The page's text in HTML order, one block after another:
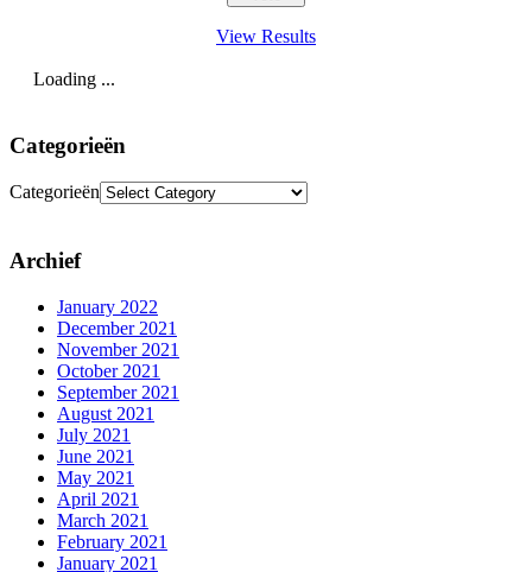
View Results
Loading ...
Categorieën
Categorieën
Archief
January 2022
December 2021
November 2021
October 2021
September 2021
August 2021
July 2021
June 2021
May 2021
April 2021
March 2021
February 2021
January 2021